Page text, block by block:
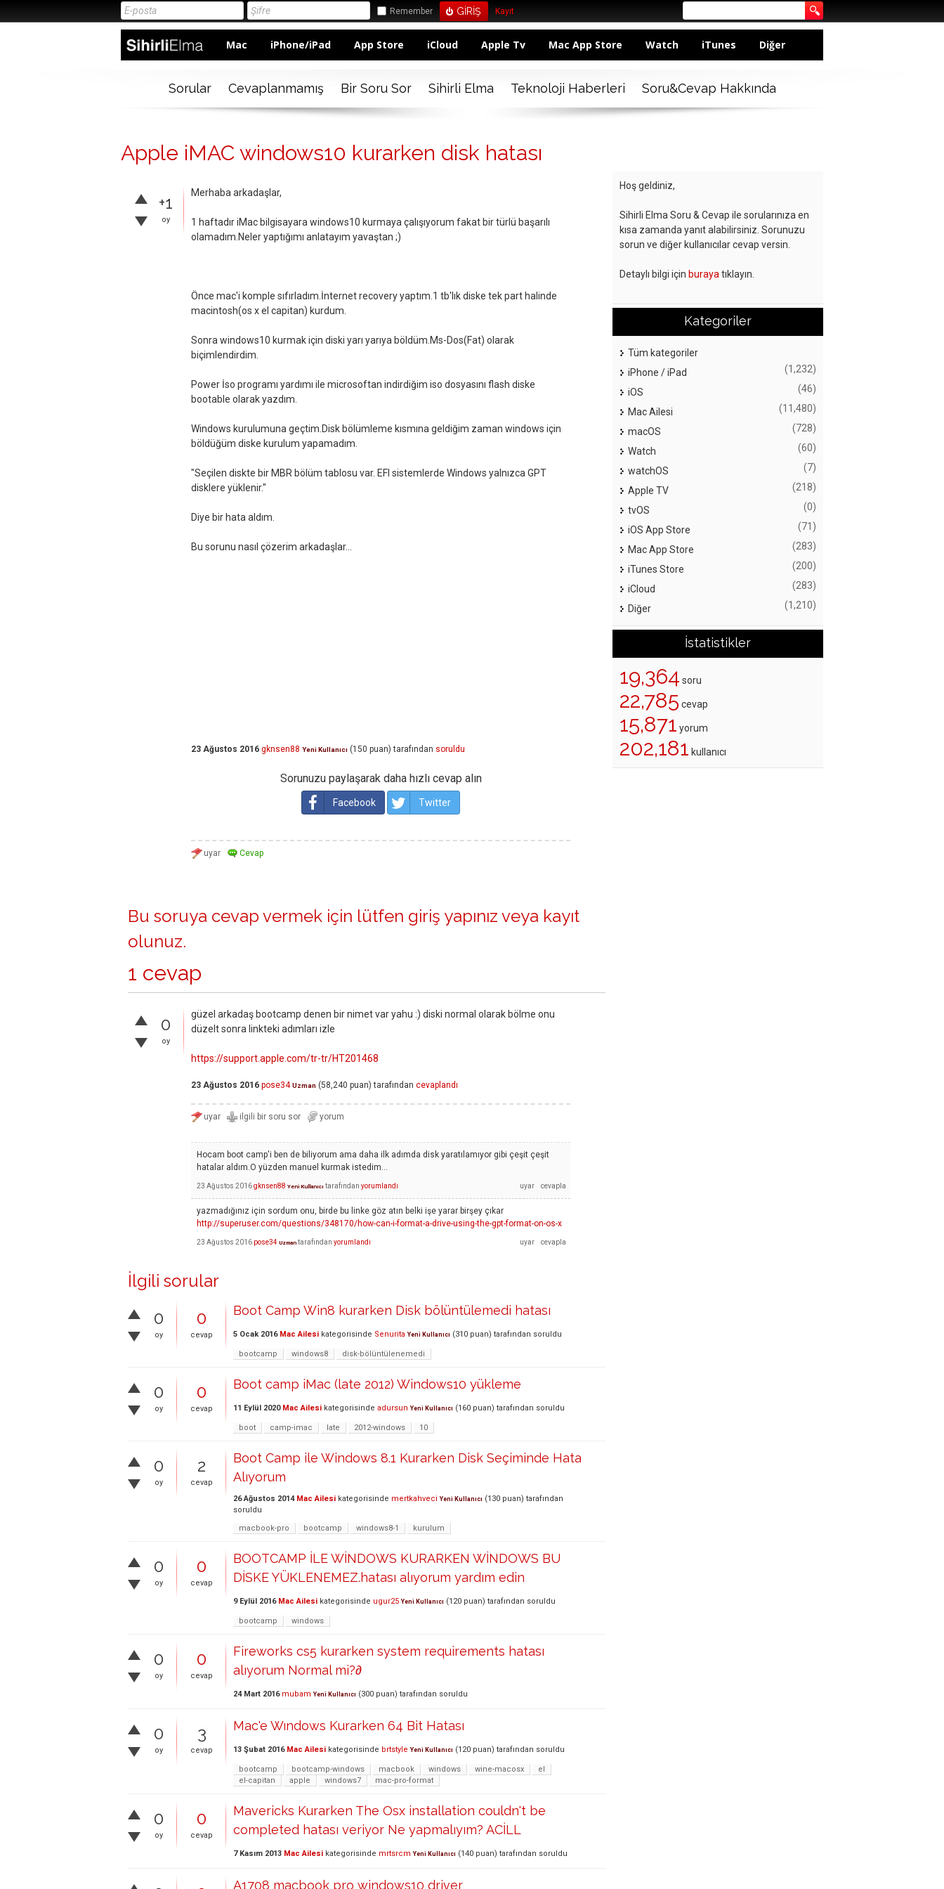
Remember Kayıt
Mac iPhone/iPad App Store iCloud Apple Tv Mac App Store Watch iTunes Diğer
Sorular Cevaplanmamış Bir Soru Sor Sihirli Elma Teknoloji Haberleri Soru&Cevap Hakkında
Apple iMAC windows10 kurarken disk hatası
+1
oy
Merhaba arkadaşlar,
1 haftadır iMac bilgisayara windows10 kurmaya çalışıyorum fakat bir türlü başarılı
olamadım.Neler yaptığımı anlatayım yavaştan ;)
Önce mac'i komple sıfırladım.İnternet recovery yaptım.1 tb'lık diske tek part halinde
macintosh(os x el capitan) kurdum.
Sonra windows10 kurmak için diski yarı yarıya böldüm.Ms-Dos(Fat) olarak
biçimlendirdim.
Power İso programı yardımı ile microsoftan indirdiğim iso dosyasını flash diske
bootable olarak yazdım.
Windows kurulumuna geçtim.Disk bölümleme kısmına geldiğim zaman windows için
böldüğüm diske kurulum yapamadım.
"Seçilen diskte bir MBR bölüm tablosu var. EFI sistemlerde Windows yalnızca GPT
disklere yüklenir."
Diye bir hata aldım.
Bu sorunu nasıl çözerim arkadaşlar...
23 Ağustos 2016 gknsen88 Yeni Kullanıcı (150 puan) tarafından soruldu
Sorunuzu paylaşarak daha hızlı cevap alın
Facebook Twitter
Bu soruya cevap vermek için lütfen giriş yapınız veya kayıt
olunuz.
1 cevap
0
oy
güzel arkadaş bootcamp denen bir nimet var yahu :) diski normal olarak bölme onu
düzelt sonra linkteki adımları izle
https://support.apple.com/tr-tr/HT201468
23 Ağustos 2016 pose34 Uzman (58,240 puan) tarafından cevaplandı
Hocam boot camp'i ben de biliyorum ama daha ilk adımda disk yaratılamıyor gibi çeşit çeşit
hatalar aldım.O yüzden manuel kurmak istedim...
23 Ağustos 2016gknsen88 Yeni Kullanıcı tarafından yorumlandı
yazmadığınız için sordum onu, birde bu linke göz atın belki işe yarar birşey çıkar
http://superuser.com/questions/348170/how-can-i-format-a-drive-using-the-gpt-format-on-os-x
23 Ağustos 2016 pose34 Uzman tarafından yorumlandı
İlgili sorular
0
oy
0
cevap
Boot Camp Win8 kurarken Disk bölüntülemedi hatası
5 Ocak 2016 Mac Ailesi kategorisinde Senurita Yeni Kullanıcı (310 puan) tarafından soruldu
bootcamp windows8 disk-bölüntülenemedi
0
oy
0
cevap
Boot camp iMac (late 2012) Windows10 yükleme
11 Eylül 2020 Mac Ailesi kategorisinde adursun Yeni Kullanıcı (160 puan) tarafından soruldu
boot camp-imac late 2012-windows 10
0
oy
2
cevap
Boot Camp ile Windows 8.1 Kurarken Disk Seçiminde Hata
Alıyorum
26 Ağustos 2014 Mac Ailesi kategorisinde mertkahveci Yeni Kullanıcı (130 puan) tarafından
soruldu
macbook-pro
bootcamp windows8-1 kurulum
0
oy
0
cevap
BOOTCAMP İLE WİNDOWS KURARKEN WİNDOWS BU
DİSKE YÜKLENEMEZ.hatası alıyorum yardım edin
9 Eylül 2016 Mac Ailesi kategorisinde ugur25 Yeni Kullanıcı (120 puan) tarafından soruldu
bootcamp windows
0
oy
0
cevap
Fireworks cs5 kurarken system requirements hatası
alıyorum Normal mi?∂
24 Mart 2016 mubam Yeni Kullanıcı (300 puan) tarafından soruldu
0
oy
3
cevap
Mac'e Wındows Kurarken 64 Bit Hatası
13 Şubat 2016 Mac Ailesi kategorisinde brtstyle Yeni Kullanıcı (120 puan) tarafından soruldu
bootcamp bootcamp-windows macbook windows wine-macosx
el
el-capitan
apple windows7 mac-pro-format
0
oy
0
cevap
Mavericks Kurarken The Osx installation couldn't be
completed hatası veriyor Ne yapmalıyım? ACİLL
7 Kasım 2013 Mac Ailesi kategorisinde mrtsrcm Yeni Kullanıcı (140 puan) tarafından soruldu
A1708 macbook pro windows10 driver
Hoş geldiniz,
Sihirli Elma Soru & Cevap ile sorularınıza en
kısa zamanda yanıt alabilirsiniz. Sorunuzu
sorun ve diğer kullanıcılar cevap versin.
Detaylı bilgi için buraya tıklayın.
Kategoriler
Tüm kategoriler
iPhone / iPad
(1,232)
iOS (46)
Mac Ailesi (11,480)
macOS (728)
Watch (60)
watchOS (7)
Apple TV (218)
tvOS (0)
iOS App Store (71)
Mac App Store (283)
iTunes Store (200)
iCloud (283)
Diğer (1,210)
İstatistikler
19,364 soru
22,785 cevap
15,871 yorum
202,181 kullanıcı